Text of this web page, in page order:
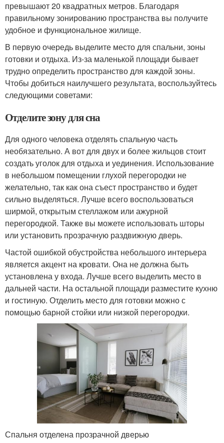
превышают 20 квадратных метров. Благодаря
правильному зонированию пространства вы получите
удобное и функциональное жилище.
В первую очередь выделите место для спальни, зоны
готовки и отдыха. Из-за маленькой площади бывает
трудно определить пространство для каждой зоны.
Чтобы добиться наилучшего результата, воспользуйтесь
следующими советами:
Отделите зону для сна
Для одного человека отделять спальную часть
необязательно. А вот для двух и более жильцов стоит
создать уголок для отдыха и уединения. Использование
в небольшом помещении глухой перегородки не
желательно, так как она съест пространство и будет
сильно выделяться. Лучше всего воспользоваться
ширмой, открытым стеллажом или ажурной
перегородкой. Также вы можете использовать шторы
или установить прозрачную раздвижную дверь.
Частой ошибкой обустройства небольшого интерьера
является акцент на кровати. Она не должна быть
установлена у входа. Лучше всего выделить место в
дальней части. На остальной площади разместите кухню
и гостиную. Отделить место для готовки можно с
помощью барной стойки или низкой перегородки.
Спальня отделена прозрачной дверью